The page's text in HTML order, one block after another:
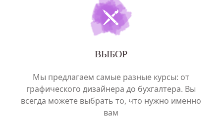
ВЫБОР
Мы предлагаем самые разные курсы: от
графического дизайнера до бухгалтера. Вы
всегда можете выбрать то, что нужно именно
вам